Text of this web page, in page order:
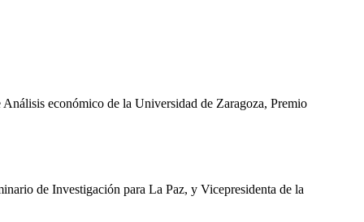
económico de la Universidad de Zaragoza, Premio
de Investigación para La Paz, y Vicepresidenta de la